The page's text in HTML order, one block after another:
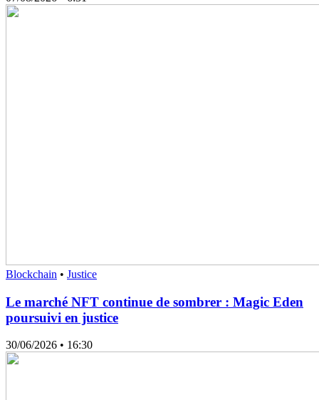
Blockchain • Justice
Le marché NFT continue de sombrer : Magic Eden
poursuivi en justice
30/06/2026 • 16:30